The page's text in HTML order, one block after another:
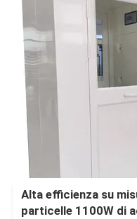
Alta efficienza su
particelle 1100W di